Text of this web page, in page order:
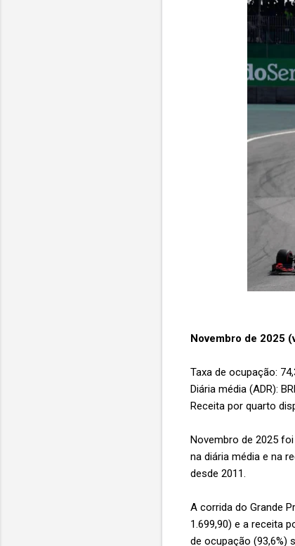
Novembro de 2025
Taxa de ocupação:
Diária média (ADR):
Receita por quarto
Novembro de 2025
na diária média e na
desde 2011.
A corrida do Grande
1.699,90) e a receita
de ocupação (93,6%)